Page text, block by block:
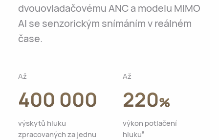
dvouovladačovému ANC a modelu MIMO
AI se senzorickým snímáním v reálném
čase.
Až
400 000
výskytů hluku
zpracovaných za jednu
Až
220%
výkon potlačení
hluku8